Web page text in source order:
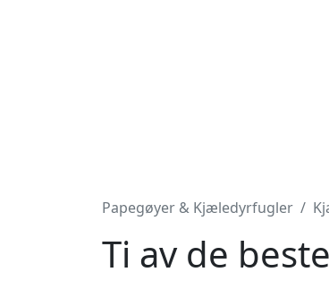
Papegøyer & Kjæledyrfugler
Ti av de